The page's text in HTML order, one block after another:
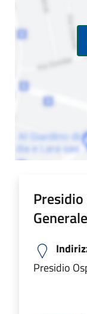
Presidio
Generale
Presidio